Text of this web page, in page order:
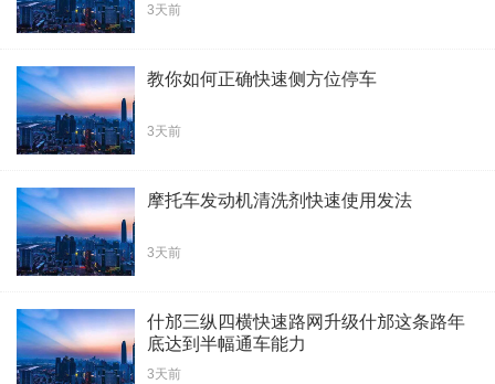
3天前
教你如何正确快速侧方位停车
3天前
摩托车发动机清洗剂快速使用发法
3天前
什邡三纵四横快速路网升级什邡这条路年
底达到半幅通车能力
3天前